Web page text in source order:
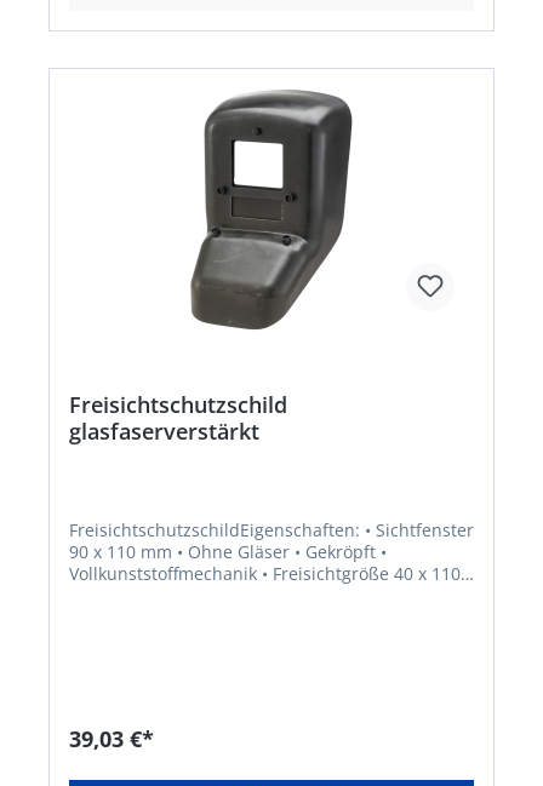
Freisichtschutzschild
glasfaserverstärkt
FreisichtschutzschildEigenschaften: • Sichtfenster
90 x 110 mm • Ohne Gläser • Gekröpft •
Vollkunststoffmechanik • Freisichtgröße 40 x 110
39,03 €*